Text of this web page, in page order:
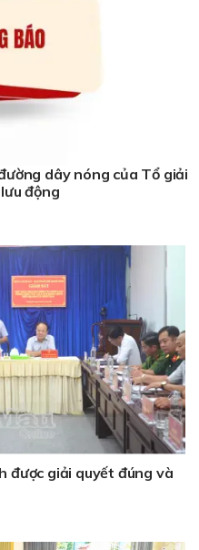
dây nóng của Tổ giải
động
được giải quyết đúng và